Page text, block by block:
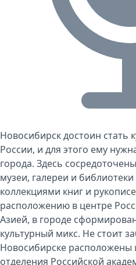
Новосибирск достоин стать
России, и для этого ему
города. Здесь
музеи, галереи и
коллекциями книг и
расположению в центре
Азией, в городе
культурный микс. Не стоит
Новосибирске расположены
отделения Российской